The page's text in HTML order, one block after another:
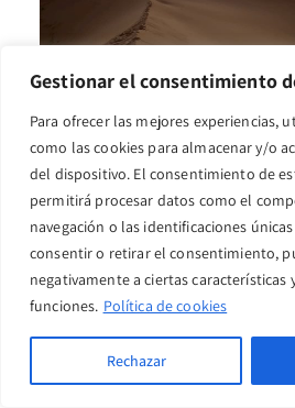
Gestionar el consentimiento
Para ofrecer las mejores experiencias,
como las cookies para almacenar y/o
del dispositivo. El consentimiento de
permitirá procesar datos como el
navegación o las identificaciones
consentir o retirar el consentimiento,
negativamente a ciertas características
funciones. Política de cookies
Rechazar
de Merzouga, de nuevo en camello
directos. Aprovechamos a tomar
cargadas después de esta
Ouarzazate para continuar
kasbahs en el camino.